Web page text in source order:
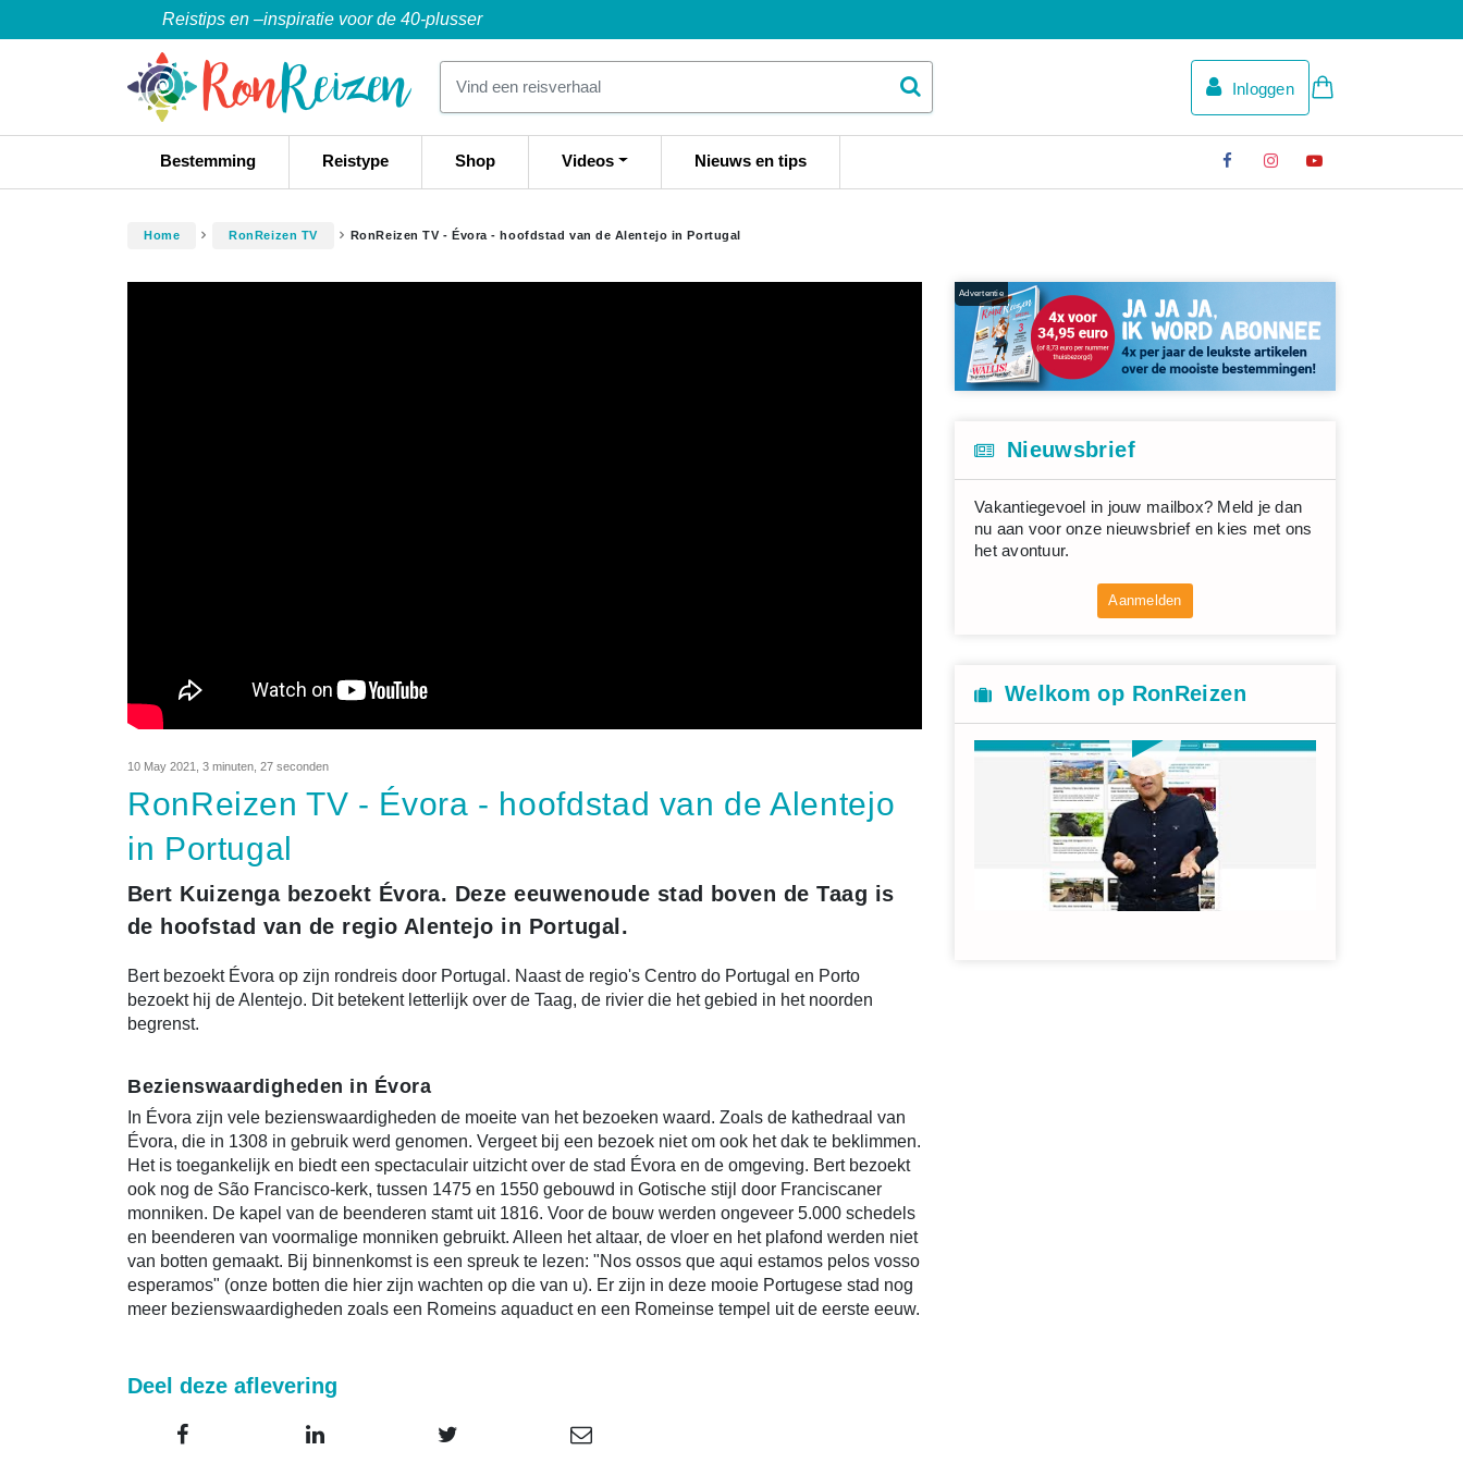
Reistips en –inspiratie voor de 40-plusser
Inloggen
Bestemming Reistype Shop Videos Nieuws en tips
Home RonReizen TV RonReizen TV - Évora - hoofdstad van de Alentejo in Portugal
10 May 2021 3 minuten, 27 seconden
RonReizen TV - Évora - hoofdstad van de Alentejo
in Portugal
Bert Kuizenga bezoekt Évora. Deze eeuwenoude stad boven de Taag is
de hoofstad van de regio Alentejo in Portugal.
Bert bezoekt Évora op zijn rondreis door Portugal. Naast de regio's Centro do Portugal en Porto
bezoekt hij de Alentejo. Dit betekent letterlijk over de Taag, de rivier die het gebied in het noorden
begrenst.
Bezienswaardigheden in Évora
In Évora zijn vele bezienswaardigheden de moeite van het bezoeken waard. Zoals de kathedraal van
Évora, die in 1308 in gebruik werd genomen. Vergeet bij een bezoek niet om ook het dak te beklimmen.
Het is toegankelijk en biedt een spectaculair uitzicht over de stad Évora en de omgeving. Bert bezoekt
ook nog de São Francisco-kerk, tussen 1475 en 1550 gebouwd in Gotische stijl door Franciscaner
monniken. De kapel van de beenderen stamt uit 1816. Voor de bouw werden ongeveer 5.000 schedels
en beenderen van voormalige monniken gebruikt. Alleen het altaar, de vloer en het plafond werden niet
van botten gemaakt. Bij binnenkomst is een spreuk te lezen: "Nos ossos que aqui estamos pelos vosso
esperamos" (onze botten die hier zijn wachten op die van u). Er zijn in deze mooie Portugese stad nog
meer bezienswaardigheden zoals een Romeins aquaduct en een Romeinse tempel uit de eerste eeuw.
Deel deze aflevering
Advertentie
Nieuwsbrief
Vakantiegevoel in jouw mailbox? Meld je dan
nu aan voor onze nieuwsbrief en kies met ons
het avontuur.
Aanmelden
Welkom op RonReizen